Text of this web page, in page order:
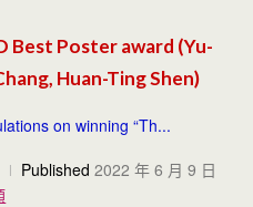
Best Poster award (Yu-
Huan-Ting Shen)
on winning “Th...
Published2022 年 6 月 9 日